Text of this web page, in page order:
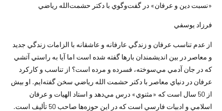
«نسبت دين و عرفان» در گفت‌وگوي با دكتر حشمت‌الله رياضي
فرزاد يوسفي
از عدم تناسب عرفان و زندگي عارفانه و عاشقانه با الزامات زندگي جديد
و معاصر در بين انديشمندان بارها گفته شده است اما آيا به راستي آتشي
كه در جان آدمي مي‌سوخته، فسرده و مرده است؟ از تناسب و كاركرد
عرفان در دنياي معاصر با دكتر حشمت الله رياضي سخن گفته‌ايم. او بيش
از 50 سال است كه «مثنوي» درس مي‌دهد و استاد الهيات و عرفان
اسلامي و ادبيات فارسي است كه در اين حوزه‌ها صاحب 50 تأليف است.